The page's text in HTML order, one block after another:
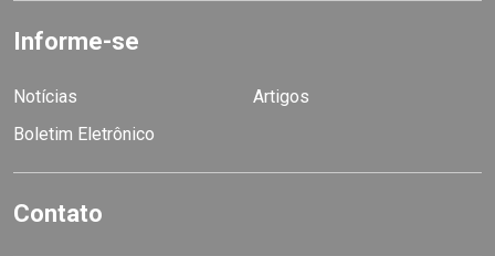
Informe-se
Notícias
Artigos
Boletim Eletrônico
Contato